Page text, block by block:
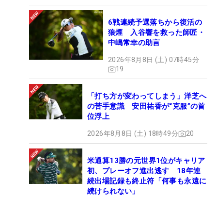
6戦連続予選落ちから復活の
狼煙 入谷響を救った師匠・
中嶋常幸の助言
2026年8月8日 (土) 07時45分
19
「打ち方が変わってしまう」洋芝へ
の苦手意識 安田祐香が“克服”の首
位浮上
2026年8月8日 (土) 18時49分 20
米通算13勝の元世界1位がキャリア
初、プレーオフ進出逃す 18年連
続出場記録も終止符「何事も永遠に
続けられない」